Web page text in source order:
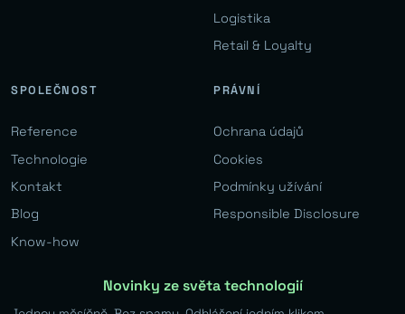
Logistika
Retail & Loyalty
SPOLEČNOST
Reference
Technologie
Kontakt
Blog
Know-how
PRÁVNÍ
Ochrana údajů
Cookies
Podmínky užívání
Responsible Disclosure
Novinky ze světa technologií